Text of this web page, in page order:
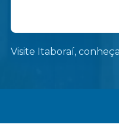
Visite Itaboraí,